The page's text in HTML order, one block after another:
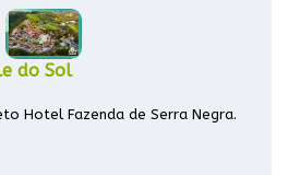
do Sol
Hotel Fazenda de Serra Negra.